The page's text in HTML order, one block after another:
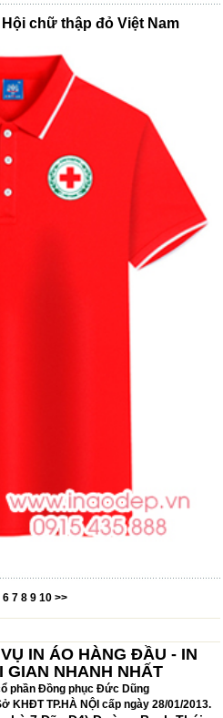
chữ thập đỏ Việt Nam
6 7 8 9 10 >>
IN ÁO HÀNG ĐẦU - IN
GIAN NHANH NHẤT
phần Đồng phục Đức Dũng
KHĐT TP.HÀ NỘI cấp ngày 28/01/2013.